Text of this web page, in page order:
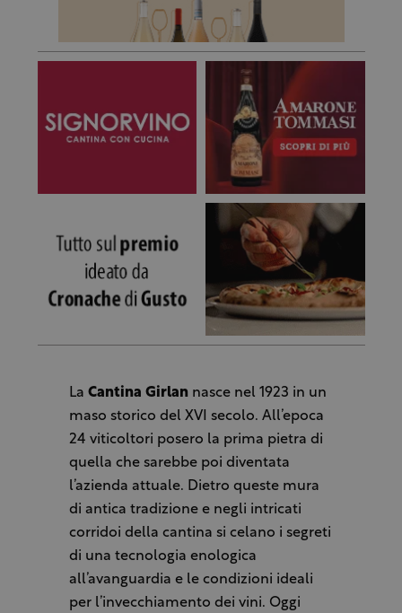
La Cantina Girlannasce nel 1923 in un
maso storico del XVI secolo. All’epoca
24 viticoltori posero la prima pietra di
quella che sarebbe poi diventata
l’azienda attuale. Dietro queste mura
di antica tradizione e negli intricati
corridoi della cantina si celano i segreti
di una tecnologia enologica
all’avanguardia e le condizioni ideali
per l’invecchiamento dei vini. Oggi